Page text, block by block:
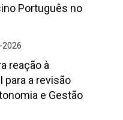
Português no
2026
reação à
para a revisão
e Gestão